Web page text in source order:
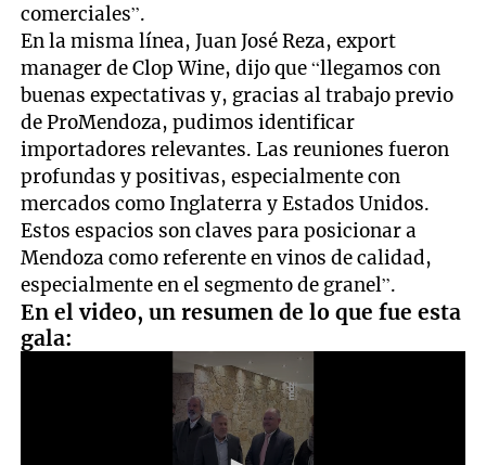
comerciales”.
En la misma línea, Juan José Reza, export
manager de Clop Wine, dijo que “llegamos con
buenas expectativas y, gracias al trabajo previo
de ProMendoza, pudimos identificar
importadores relevantes. Las reuniones fueron
profundas y positivas, especialmente con
mercados como Inglaterra y Estados Unidos.
Estos espacios son claves para posicionar a
Mendoza como referente en vinos de calidad,
especialmente en el segmento de granel”.
En el video, un resumen de lo que fue esta
gala: